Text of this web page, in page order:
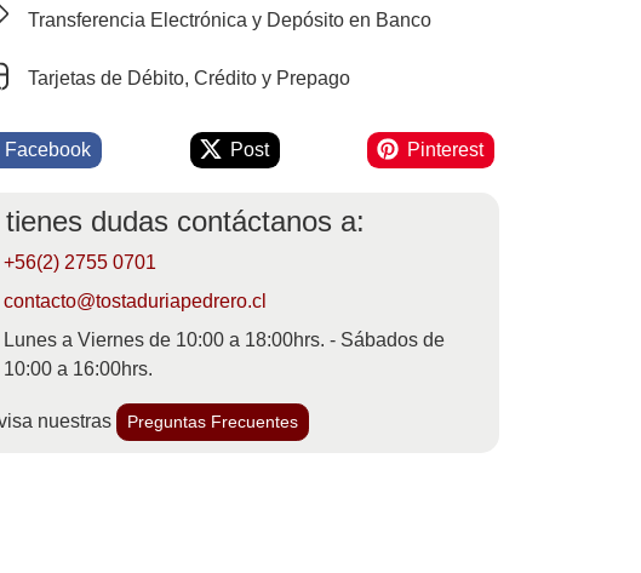
Transferencia Electrónica y Depósito en Banco
Tarjetas de Débito, Crédito y Prepago
Facebook Post Pinterest
tienes dudas contáctanos a:
+56(2) 2755 0701
contacto@tostaduriapedrero.cl
Lunes a Viernes de 10:00 a 18:00hrs. - Sábados de
10:00 a 16:00hrs.
nuestras Preguntas Frecuentes